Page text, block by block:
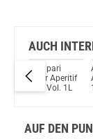
AUCH
Campari
Bitter Aperitif
25% Vol. 1L
AUF DEN